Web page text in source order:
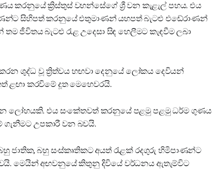
කරනුයේ ක්‍රිස්තුස් වහන්සේගේ ශ්‍රී වන කැළැල් පහය. එය
සිහිපත් කරනුයේ එතුමාණන් යහපත් බැටළු එඬේරාණන්
ජීවිතය බැටළු රැළ උදෙසා සිඳ හෙලීමට කැඳවීම ලබා
ශුද්ධ වූ ත්‍රිත්වය හඟවා දෙනුයේ ලෝකය දෙවියන්
කරවිමේ දූත මෙහෙවරයි.
ලෝහයකි. එය සංකේතවත් කරනුයේ පළමු පළමු ධර්ම ගුණය
ගැනීමට උපකාරී වන බවයි.
ජාතික, බහු සංස්කෘතිකට අයත් රැළක් රදගුරු හිමිපාණන්ට
මෙයින් අඟවනුයේ කිතුනු දිවියේ වර්ධනය ඇතැම්විට